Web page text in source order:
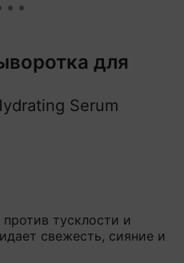
для
Serum
тусклости и
свежесть, сияние и